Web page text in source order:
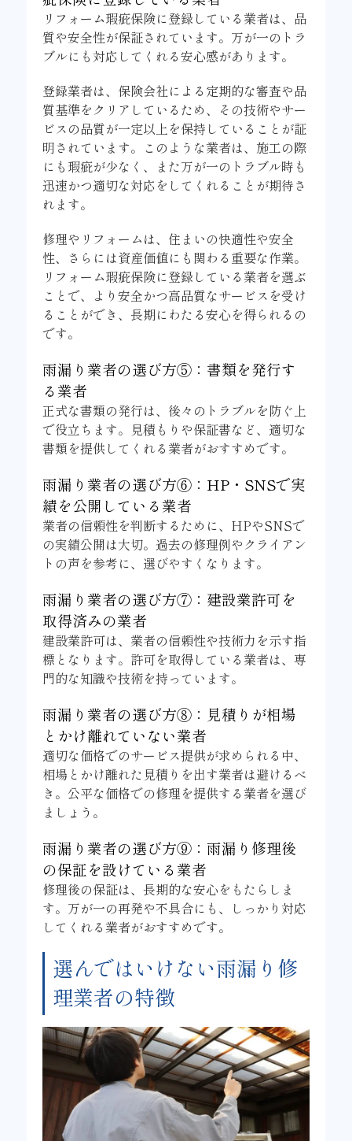
リフォーム瑕疵保険に登録している業者は、品
質や安全性が保証されています。万が一のトラ
ブルにも対応してくれる安心感があります。
登録業者は、保険会社による定期的な審査や品
質基準をクリアしているため、その技術やサー
ビスの品質が一定以上を保持していることが証
明されています。このような業者は、施工の際
にも瑕疵が少なく、また万が一のトラブル時も
迅速かつ適切な対応をしてくれることが期待さ
れます。
修理やリフォームは、住まいの快適性や安全
性、さらには資産価値にも関わる重要な作業。
リフォーム瑕疵保険に登録している業者を選ぶ
ことで、より安全かつ高品質なサービスを受け
ることができ、長期にわたる安心を得られるの
です。
雨漏り業者の選び方⑤：書類を発行す
る業者
正式な書類の発行は、後々のトラブルを防ぐ上
で役立ちます。見積もりや保証書など、適切な
書類を提供してくれる業者がおすすめです。
雨漏り業者の選び方⑥：HP・SNSで実
績を公開している業者
業者の信頼性を判断するために、HPやSNSで
の実績公開は大切。過去の修理例やクライアン
トの声を参考に、選びやすくなります。
雨漏り業者の選び方⑦：建設業許可を
取得済みの業者
建設業許可は、業者の信頼性や技術力を示す指
標となります。許可を取得している業者は、専
門的な知識や技術を持っています。
雨漏り業者の選び方⑧：見積りが相場
とかけ離れていない業者
適切な価格でのサービス提供が求められる中、
相場とかけ離れた見積りを出す業者は避けるべ
き。公平な価格での修理を提供する業者を選び
ましょう。
雨漏り業者の選び方⑨：雨漏り修理後
の保証を設けている業者
修理後の保証は、長期的な安心をもたらしま
す。万が一の再発や不具合にも、しっかり対応
してくれる業者がおすすめです。
選んではいけない雨漏り修
理業者の特徴